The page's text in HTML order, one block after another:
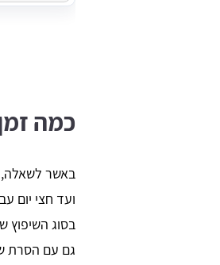
כמה
באשר לשאלה,
ועד חצי יום
בסוג
גם עם הסרת